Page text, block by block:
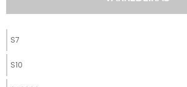
S7
S10